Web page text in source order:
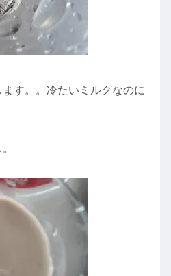
す。。冷たいミルクなのに